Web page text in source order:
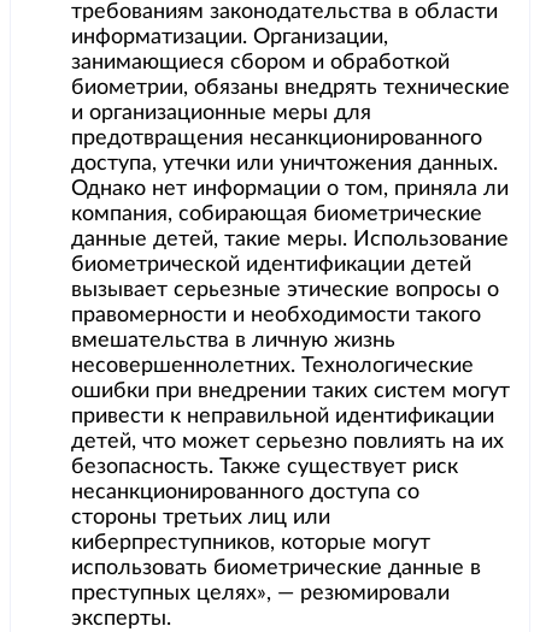
требованиям законодательства в области
информатизации. Организации,
занимающиеся сбором и обработкой
биометрии, обязаны внедрять технические
и организационные меры для
предотвращения несанкционированного
доступа, утечки или уничтожения данных.
Однако нет информации о том, приняла ли
компания, собирающая биометрические
данные детей, такие меры. Использование
биометрической идентификации детей
вызывает серьезные этические вопросы о
правомерности и необходимости такого
вмешательства в личную жизнь
несовершеннолетних. Технологические
ошибки при внедрении таких систем могут
привести к неправильной идентификации
детей, что может серьезно повлиять на их
безопасность. Также существует риск
несанкционированного доступа со
стороны третьих лиц или
киберпреступников, которые могут
использовать биометрические данные в
преступных целях», — резюмировали
эксперты.